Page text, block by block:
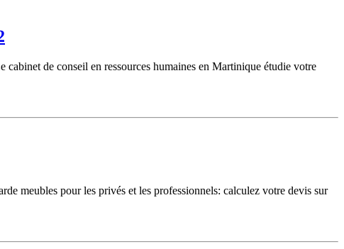
de conseil en ressources humaines en Martinique étudie votre
meubles pour les privés et les professionnels: calculez votre devis sur